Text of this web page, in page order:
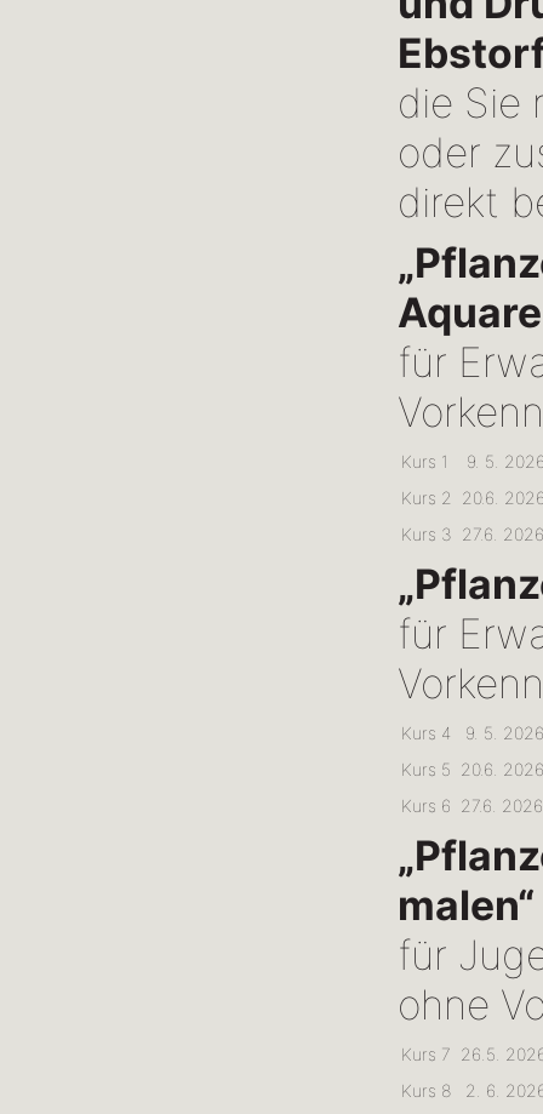
die Sie
oder
direkt
für
Kurs 1
9. 5.
Kurs 2
20.6.
Kurs 3 27.6.
für
Kurs 4
9. 5.
Kurs 5 20.6.
Kurs 6 27.6.
malen“
für
ohne
Kurs 7 26.5.
Kurs 8
2. 6.